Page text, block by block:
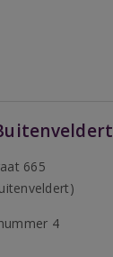
665
4